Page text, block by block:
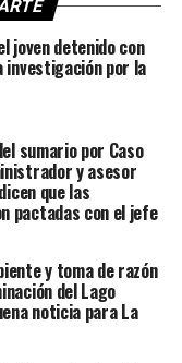
joven detenido con
investigación por la
sumario por Caso
y asesor
que las
pactadas con el jefe
y toma de razón
del Lago
noticia para La